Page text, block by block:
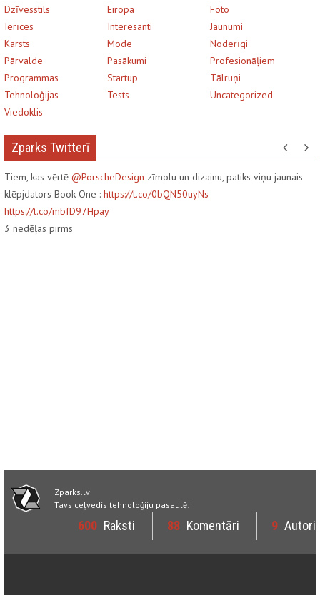
Dzīvesstils
Eiropa
Foto
Ierīces
Interesanti
Jaunumi
Karsts
Mode
Noderīgi
Pārvalde
Pasākumi
Profesionāļiem
Programmas
Startup
Tālruņi
Tehnoloģijas
Tests
Uncategorized
Viedoklis
Zparks Twitterī
Tiem, kas vērtē @PorscheDesign zīmolu un dizainu, patiks viņu jaunais
klēpjdators Book One : https://t.co/0bQN50uyNs
https://t.co/mbfD97Hpay
3 nedēļas pirms
Zparks.lv
Tavs ceļvedis tehnoloģiju pasaulē!
600 Raksti 88 Komentāri 9 Autori